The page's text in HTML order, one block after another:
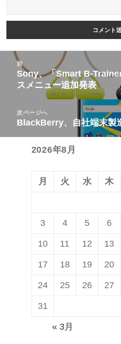
前
前
の
稿:
Sony、「Smart B-
スメニュー追加発表
次ページへ
次
の
BlackBerry、自社端末製
2026年8月
月 火 水 木
3 4 5 6
10 11 12 13
17 18 19 20
24 25 26 27
31
« 3月